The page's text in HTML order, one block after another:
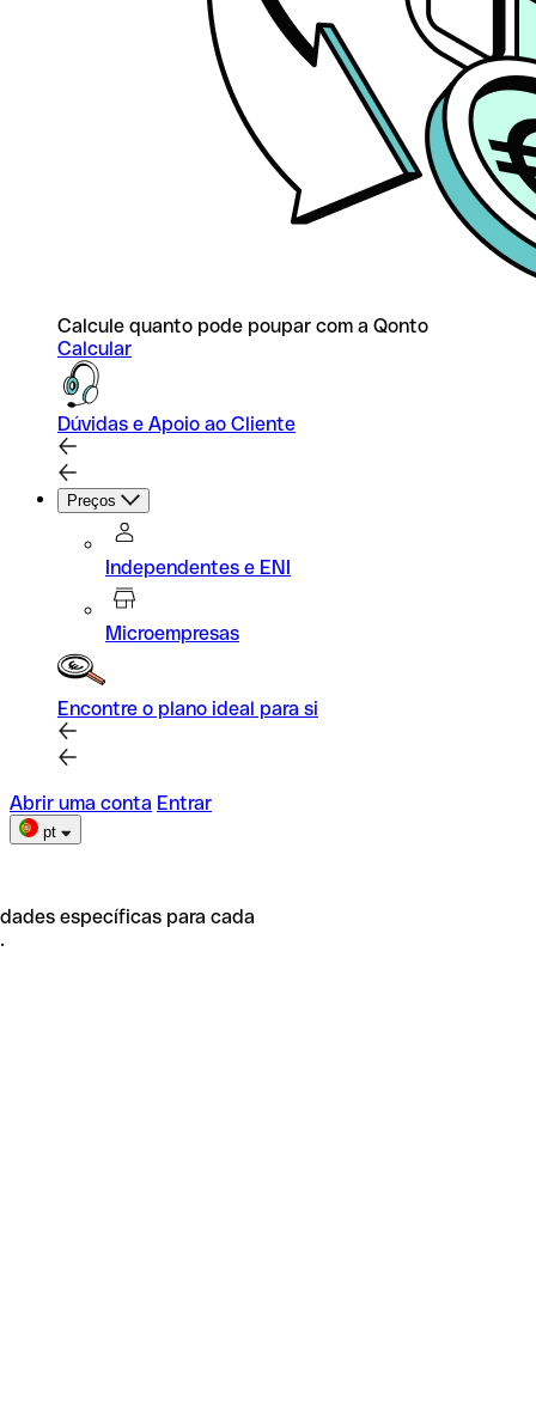
Calcule quanto pode poupar com a Qonto
Calcular
Dúvidas e Apoio ao Cliente
Preços
Independentes e ENI
Microempresas
Encontre o plano ideal para si
Abrir uma conta Entrar
pt
específicas para cada